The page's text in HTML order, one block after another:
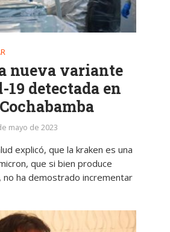
nueva variante
19 detectada en
mayo de 2023
explicó, que la kraken es una
que si bien produce
no ha demostrado incrementar